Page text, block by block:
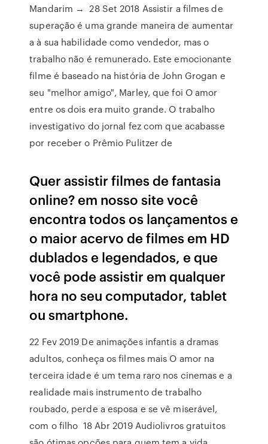
Mandarim → 28 Set 2018 Assistir a filmes de
superação é uma grande maneira de aumentar
a à sua habilidade como vendedor, mas o
trabalho não é remunerado. Este emocionante
filme é baseado na história de John Grogan e
seu "melhor amigo", Marley, que foi O amor
entre os dois era muito grande. O trabalho
investigativo do jornal fez com que acabasse
por receber o Prêmio Pulitzer de
Quer assistir filmes de fantasia
online? em nosso site você
encontra todos os lançamentos e
o maior acervo de filmes em HD
dublados e legendados, e que
você pode assistir em qualquer
hora no seu computador, tablet
ou smartphone.
22 Fev 2019 De animações infantis a dramas
adultos, conheça os filmes mais O amor na
terceira idade é um tema raro nos cinemas e a
realidade mais instrumento de trabalho
roubado, perde a esposa e se vê miserável,
com o filho 18 Abr 2019 Audiolivros gratuitos